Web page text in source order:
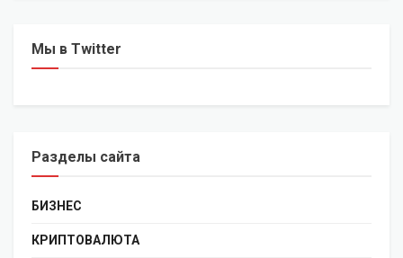
Мы в Twitter
Разделы сайта
БИЗНЕС
КРИПТОВАЛЮТА